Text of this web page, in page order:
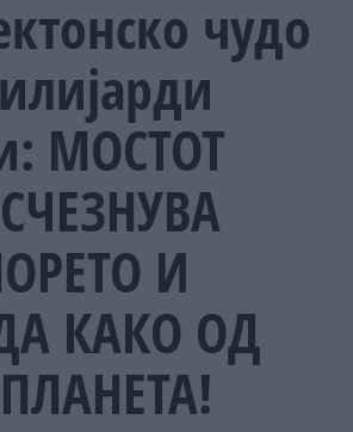
чудо
МОСТОТ
И
КАКО ОД